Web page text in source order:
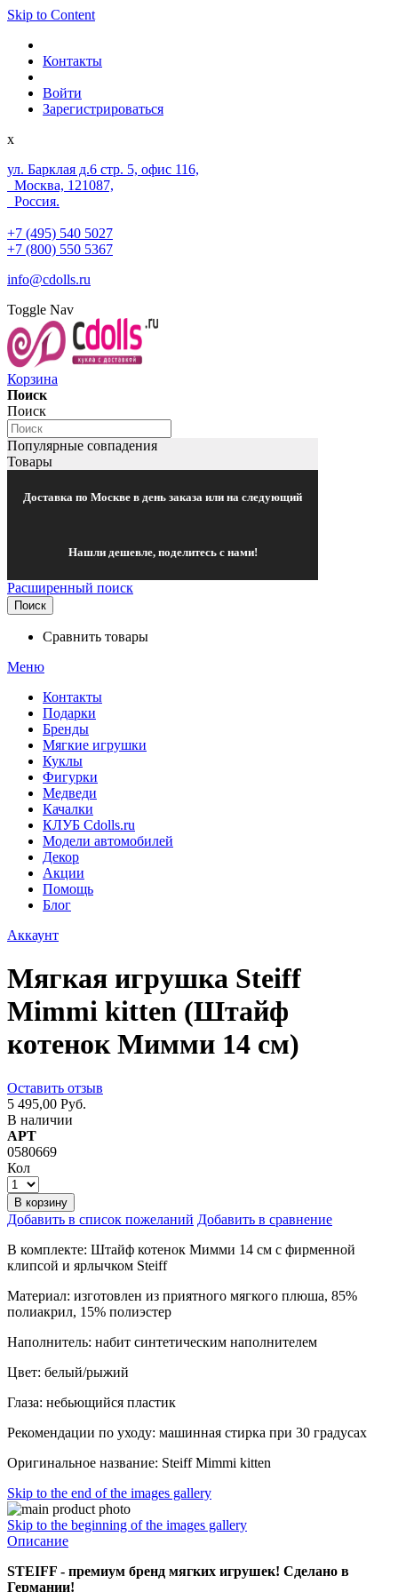
Skip to Content
Контакты
Войти
Зарегистрироваться
x
ул. Барклая д.6 стр. 5, офис 116,
Москва, 121087,
Россия.
+7 (495) 540 5027
+7 (800) 550 5367
info@cdolls.ru
Toggle Nav
Корзина
Поиск
Поиск
Популярные совпадения
Товары
Доставка по Москве в день заказа или на следующий
Нашли дешевле, поделитесь с нами!
Расширенный поиск
Поиск
Сравнить товары
Меню
Контакты
Подарки
Бренды
Мягкие игрушки
Куклы
Фигурки
Медведи
Качалки
КЛУБ Cdolls.ru
Модели автомобилей
Декор
Акции
Помощь
Блог
Аккаунт
Мягкая игрушка Steiff
Mimmi kitten (Штайф
котенок Мимми 14 см)
Оставить отзыв
5 495,00 Руб.
В наличии
АРТ
0580669
Кол
В корзину
Добавить в список пожеланий Добавить в сравнение
В комплекте: Штайф котенок Мимми 14 см с фирменной
клипсой и ярлычком Steiff
Материал: изготовлен из приятного мягкого плюша, 85%
полиакрил, 15% полиэстер
Наполнитель: набит синтетическим наполнителем
Цвет: белый/рыжий
Глаза: небьющийся пластик
Рекомендации по уходу: машинная стирка при 30 градусах
Оригинальное название: Steiff Mimmi kitten
Skip to the end of the images gallery
Skip to the beginning of the images gallery
Описание
STEIFF - премиум бренд мягких игрушек! Сделано в
Германии!